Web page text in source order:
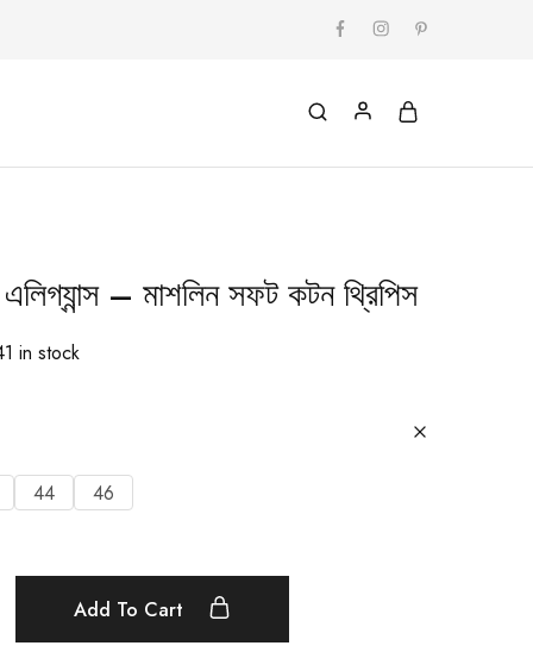
এলিগ্যান্স – মাশলিন সফট কটন থ্রিপিস
in stock
44 46
Add To Cart